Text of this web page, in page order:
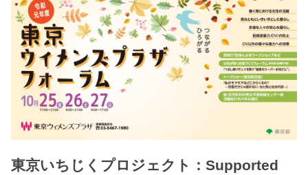
東京いちじくプロジェクト：Supported